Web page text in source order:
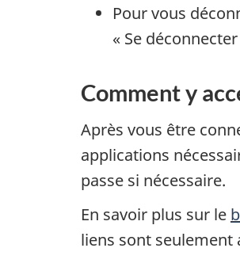
Pour vous
« Se
Comment y
Après vous être
applications
passe si nécessaire.
En savoir plus sur le
liens sont seulement